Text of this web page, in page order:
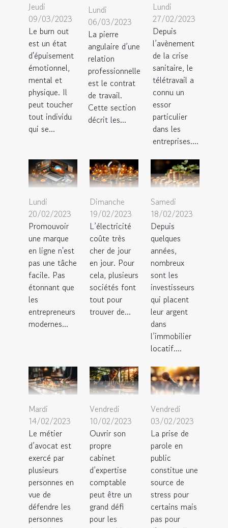
Jeudi
09/03/2023
Le burn out
est un état
d'épuisement
émotionnel,
mental et
physique. Il
peut toucher
tout individu
qui se...
Lundi
06/03/2023
La pierre
angulaire d’une
relation
professionnelle
est le contrat
de travail.
Cette section
décrit les...
Lundi
27/02/2023
Depuis
l’avènement
de la crise
sanitaire, le
télétravail a
connu un
essor
particulier
dans les
entreprises....
Lundi
20/02/2023
Promouvoir
une marque
en ligne n'est
pas une tâche
facile. Pas
étonnant que
les
entrepreneurs
modernes...
Dimanche
19/02/2023
L’électricité
coûte très
cher de jour
en jour. Pour
cela, plusieurs
sociétés font
tout pour
trouver de...
Samedi
18/02/2023
Depuis
quelques
années,
nombreux
sont les
investisseurs
qui placent
leur argent
dans
l’immobilier
locatif....
Mardi
14/02/2023
Le métier
d’avocat est
exercé par
plusieurs
personnes en
vue de
défendre les
personnes
Vendredi
10/02/2023
Ouvrir son
propre
cabinet
d’expertise
comptable
peut être un
grand défi
pour les
Vendredi
03/02/2023
La prise de
parole en
public
constitue une
source de
stress pour
certains mais
pas pour